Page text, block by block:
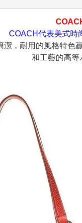
COACH代表美式時
潔，耐用的風格特色
和工藝的高等